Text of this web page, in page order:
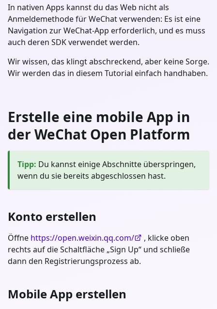
In nativen Apps kannst du das Web nicht als
Anmeldemethode für WeChat verwenden: Es ist eine
Navigation zur WeChat-App erforderlich, und es muss
auch deren SDK verwendet werden.
Wir wissen, das klingt abschreckend, aber keine Sorge.
Wir werden das in diesem Tutorial einfach handhaben.
Erstelle eine mobile App in
der WeChat Open Platform
Tipp: Du kannst einige Abschnitte überspringen,
wenn du sie bereits abgeschlossen hast.
Konto erstellen
Öffne https://open.weixin.qq.com/
, klicke oben
rechts auf die Schaltfläche „Sign Up“ und schließe
dann den Registrierungsprozess ab.
Mobile App erstellen